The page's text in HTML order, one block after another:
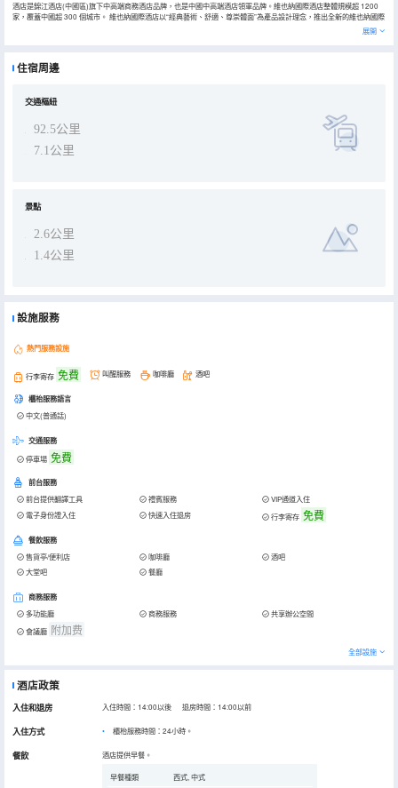
酒店是錦江酒店(中國區)旗下中高端商務酒店品牌，也是中國中高端酒店領軍品牌。維也納國際酒店整體規模超 1200
家，覆蓋中國超 300 個城市。 維也納國際酒店以“經典藝術、舒適、尊崇體面”為產品設計理念，推出全新的維也納國際
5.0，迎合新時代的中高端商旅需求。通過“新商旅、深睡眠”的核心品牌價值，將新古典藝術美學融入酒店空間，為城市
美學生活方式。 酒店位於重慶市涪陵區寶龍廣場百花路88號，距離涪陵高山灣交通樞紐站步行可達，涪陵北站約車程
共多間，其中包含高級大床房、豪華大床房、城景大床房、行政大床房、豪華家庭房、棋牌大床房、行政套房等多種房
型，能夠滿足大家不同需求。 酒店集餐飲、客房、會議、商務、娛樂、休閒健身及酒店管理等服務項目於一體，擔負政
務接待和自主經營雙重職能。豪華的中餐包房、特色早餐；可同時承接多人用餐，是您宴請和承辦小型商務招待及家宴
的理想場所。1間多功能會議室配備高端音響等會議設備，可承接小型形式、規格的會議團隊，可容納多人。典雅時尚
的唐拉拉中國茶咖啡及雲景茶樓是您商務洽談、會客交友的理想場所。 設施設備：酒店配置私人停車場，酒店一樓停車
位配置多個車位，地下停車場多車位，可供停車自由。負一樓停車庫至一號電梯可直達酒店一樓大堂。
展開
住宿周邊
交通樞紐
92.5公里
7.1公里
景點
2.6公里
1.4公里
設施服務
熱門服務設施
行李寄存 免費 叫醒服務 咖啡廳 酒吧
櫃枱服務語言
中文(普通話)
交通服務
停車場 免費
前台服務
前台提供翻譯工具 禮賓服務
VIP通道入住
電子身份證入住
快速入住退房 行李寄存 免費
餐飲服務
售貨亭/便利店 咖啡廳
酒吧
大堂吧
餐廳
商務服務
多功能廳 商務服務
共享辦公空間
會議廳 附加费
全部設施
酒店政策
入住和退房 入住時間：14:00以後 退房時間：14:00以前
入住方式 櫃枱服務時間：24小時。
餐飲 酒店提供早餐。
早餐種類
西式, 中式